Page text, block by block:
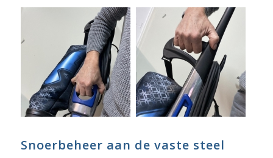
Snoerbeheer aan de vaste steel